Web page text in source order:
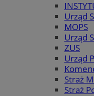
Urząd
MOPS
Urząd
ZUS
Urząd
Straż
Straż